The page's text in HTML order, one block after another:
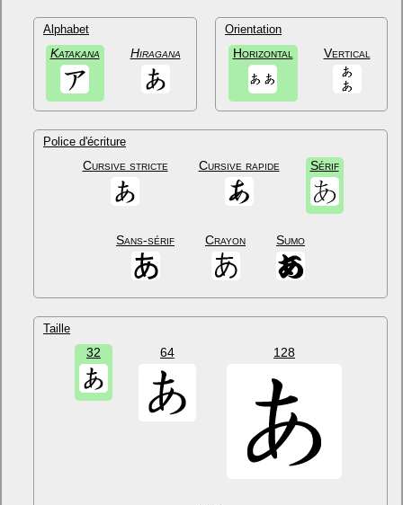
Alphabet
Katakana Hiragana
Orientation
Horizontal Vertical
Police d'écriture
Cursive stricte Cursive rapide Sérif
Sans-sérif Crayon Sumo
Taille
32 64 128